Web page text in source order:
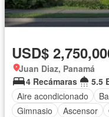
USD$
Juan Diaz, Panamá
4 Recámaras
5.5
Aire acondicionado
Gimnasio
Ascensor